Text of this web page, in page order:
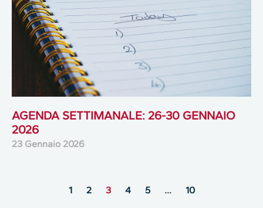
AGENDA SETTIMANALE: 26-30 GENNAIO
2026
23 Gennaio 2026
1 2 3 4 5 … 10